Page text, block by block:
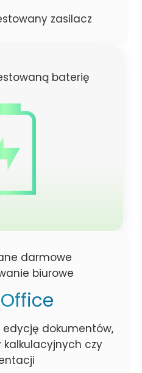
zasilacz
baterię
darmowe
biurowe
dokumentów,
kalkulacyjnych czy